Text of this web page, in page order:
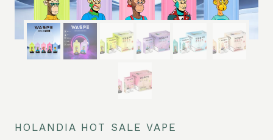
HOLANDIA HOT SALE VAPE